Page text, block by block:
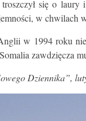
się o
w
w 1994 roku nie
zawdzięcza
Dziennika”,